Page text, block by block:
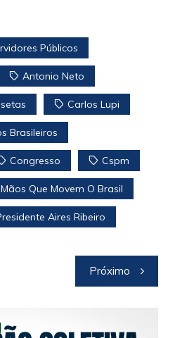
e
Públicos
Antonio Neto
Carlos Lupi
Brasileiros
Congresso Cspm
Mãos Que Movem O Brasil
Aires Ribeiro
Próximo